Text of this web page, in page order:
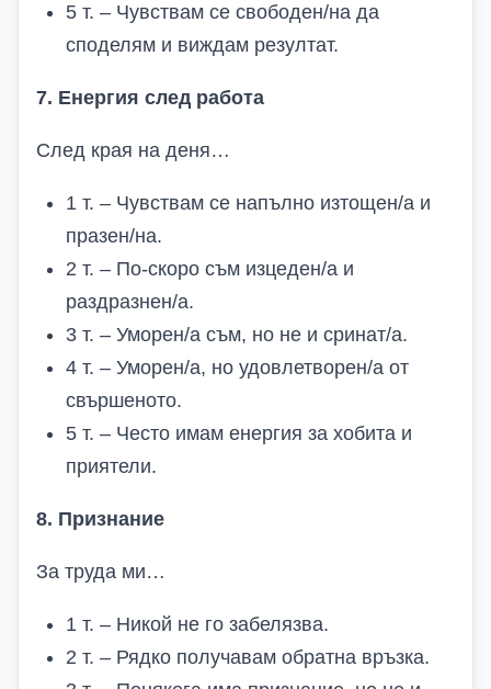
5 т. – Чувствам се свободен/на да
споделям и виждам резултат.
7. Енергия след работа
След края на деня…
1 т. – Чувствам се напълно изтощен/а и
празен/на.
2 т. – По-скоро съм изцеден/а и
раздразнен/а.
3 т. – Уморен/а съм, но не и сринат/а.
4 т. – Уморен/а, но удовлетворен/а от
свършеното.
5 т. – Често имам енергия за хобита и
приятели.
8. Признание
За труда ми…
1 т. – Никой не го забелязва.
2 т. – Рядко получавам обратна връзка.